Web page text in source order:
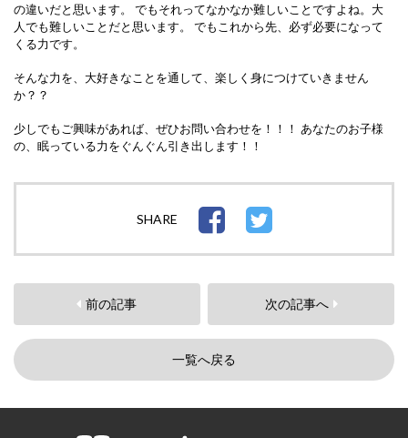
の違いだと思います。
でもそれってなかなか難しいことですよね。大
人でも難しいことだと思います。
でもこれから先、必ず必要になって
くる力です。
そんな力を、大好きなことを通して、楽しく身につけていきません
か？？
少しでもご興味があれば、ぜひお問い合わせを！！！ あなたのお子様
の、眠っている力をぐんぐん引き出します！！
SHARE
前の記事 次の記事へ
一覧へ戻る